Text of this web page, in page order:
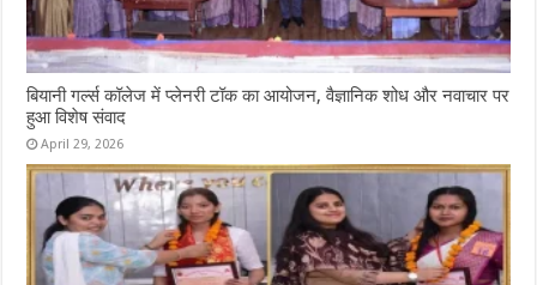
बियानी गर्ल्स कॉलेज में प्लेनरी टॉक का आयोजन, वैज्ञानिक शोध और नवाचार पर
हुआ विशेष संवाद
April 29, 2026